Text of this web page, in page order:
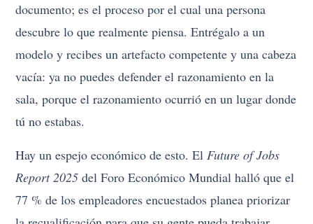
documento; es el proceso por el cual una persona
descubre lo que realmente piensa. Entrégalo a un
modelo y recibes un artefacto competente y una cabeza
vacía: ya no puedes defender el razonamiento en la
sala, porque el razonamiento ocurrió en un lugar donde
tú no estabas.
Hay un espejo económico de esto. ElFuture of Jobs
Report 2025 del Foro Económico Mundial halló que el
77 % de los empleadores encuestados planea priorizar